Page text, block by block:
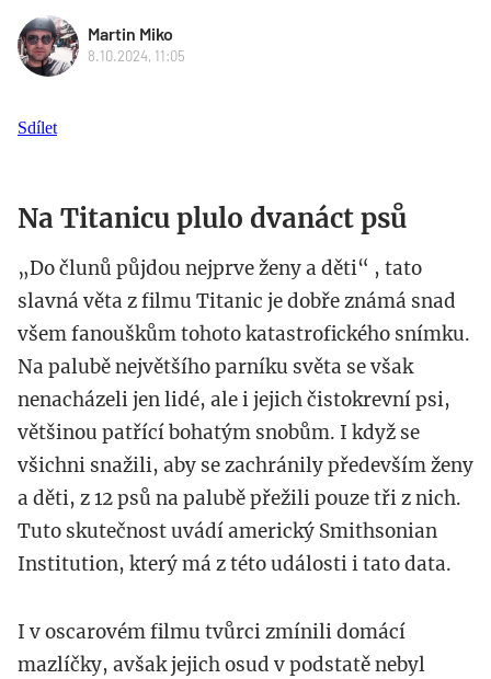
Martin Miko
8.10.2024, 11:05
Sdílet
Na Titanicu plulo dvanáct psů
„Do člunů půjdou nejprve ženy a děti“ , tato
slavná věta z filmu Titanic je dobře známá snad
všem fanouškům tohoto katastrofického snímku.
Na palubě největšího parníku světa se však
nenacházeli jen lidé, ale i jejich čistokrevní psi,
většinou patřící bohatým snobům. I když se
všichni snažili, aby se zachránily především ženy
a děti, z 12 psů na palubě přežili pouze tři z nich.
Tuto skutečnost uvádí americký Smithsonian
Institution, který má z této události i tato data.
I v oscarovém filmu tvůrci zmínili domácí
mazlíčky, avšak jejich osud v podstatě nebyl